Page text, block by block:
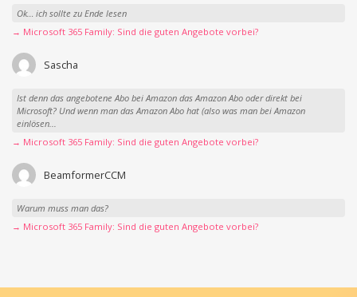
Ok… ich sollte zu Ende lesen
→ Microsoft 365 Family: Sind die guten Angebote vorbei?
Sascha
Ist denn das angebotene Abo bei Amazon das Amazon Abo oder direkt bei
Microsoft? Und wenn man das Amazon Abo hat (also was man bei Amazon
einlösen...
→ Microsoft 365 Family: Sind die guten Angebote vorbei?
BeamformerCCM
Warum muss man das?
→ Microsoft 365 Family: Sind die guten Angebote vorbei?